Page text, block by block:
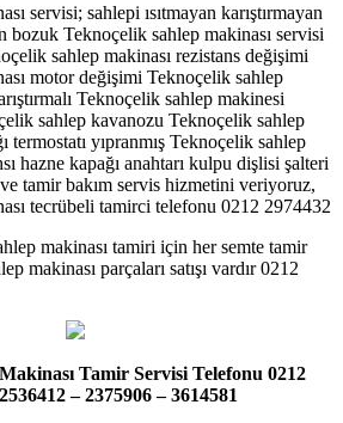
servisi; sahlepi ısıtmayan karıştırmayan
bozuk Teknoçelik sahlep makinası servisi
sahlep makinası rezistans değişimi
motor değişimi Teknoçelik sahlep
Teknoçelik sahlep makinesi
sahlep kavanozu Teknoçelik sahlep
termostatı yıpranmış Teknoçelik sahlep
hazne kapağı anahtarı kulpu dişlisi şalteri
ve tamir bakım servis hizmetini veriyoruz,
tecrübeli tamirci telefonu 0212 2974432
makinası tamiri için her semte tamir
makinası parçaları satışı vardır 0212
Tamir Servisi Telefonu 0212
– 2375906 – 3614581